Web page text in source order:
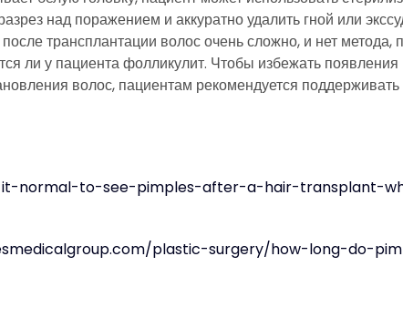
над поражением и аккуратно удалить гной или
трансплантации волос очень сложно, и нет метода,
ли у пациента фолликулит. Чтобы избежать
волос, пациентам рекомендуется
normal-to-see-pimples-after-a-hair-transplant-
plastic-surgery/how-long-do-